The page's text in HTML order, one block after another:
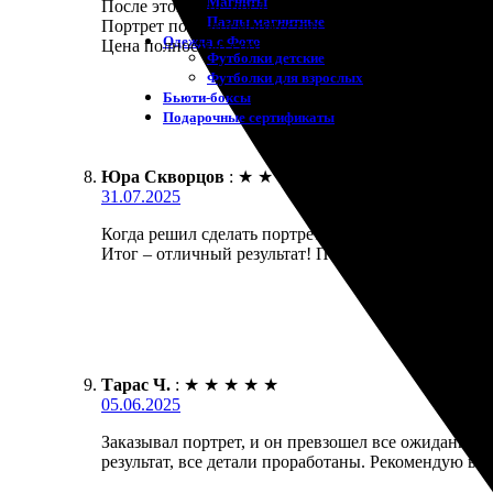
Пазлы магнитные
Одежда с Фото
Футболки детские
Футболки для взрослых
Бьюти-боксы
Подарочные сертификаты
После этого мне предложили несколько эскизов
Портрет получил множество положительных
Цена полностью соответствует качеству.
Юра Скворцов : ★ ★ ★
31.07.2025
Когда решил сделать портрет на заказ,
Итог – отличный результат! Портрет получился
Тарас Ч. : ★ ★ ★ ★ ★
05.06.2025
Заказывал портрет, и он превзошел все
результат, все детали проработаны. Рекомендую